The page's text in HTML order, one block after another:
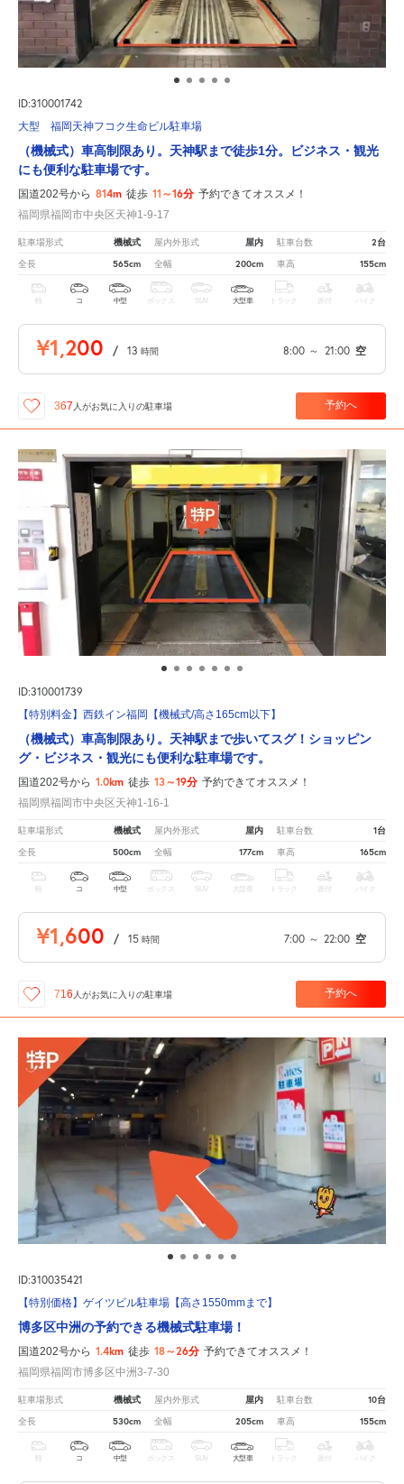
ID:310001742
大型 福岡天神フコク生命ビル駐車場
（機械式）車高制限あり。天神駅まで徒歩1分。ビジネス・観光
にも便利な駐車場です。
国道202号から 814m 徒歩 11～16分 予約できてオススメ！
福岡県福岡市中央区天神1-9-17
駐車場形式 機械式 屋内外形式 屋内 駐車台数 2台
全長 565cm 全幅 200cm 車高 155cm
軽 コ 中型 ボックス SUV 大型車 トラック 原付 バイク
¥1,200 / 13 時間 8:00 ～ 21:00 空
367 人がお気に入りの駐車場 予約へ
ID:310001739
【特別料金】西鉄イン福岡【機械式/高さ165cm以下】
（機械式）車高制限あり。天神駅まで歩いてスグ！ショッピン
グ・ビジネス・観光にも便利な駐車場です。
国道202号から 1.0km 徒歩 13～19分 予約できてオススメ！
福岡県福岡市中央区天神1-16-1
駐車場形式 機械式 屋内外形式 屋内 駐車台数 1台
全長 500cm 全幅 177cm 車高 165cm
軽 コ 中型 ボックス SUV 大型車 トラック 原付 バイク
¥1,600 / 15 時間 7:00 ～ 22:00 空
716 人がお気に入りの駐車場 予約へ
ID:310035421
【特別価格】ゲイツビル駐車場【高さ1550mmまで】
博多区中洲の予約できる機械式駐車場！
国道202号から 1.4km 徒歩 18～26分 予約できてオススメ！
福岡県福岡市博多区中洲3-7-30
駐車場形式 機械式 屋内外形式 屋内 駐車台数 10台
全長 530cm 全幅 205cm 車高 155cm
軽 コ 中型 ボックス SUV 大型車 トラック 原付 バイク